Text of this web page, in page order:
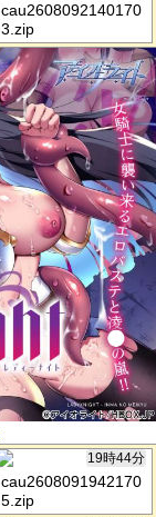
cau2608092140170
3.zip
19時44分
cau2608091942170
5.zip